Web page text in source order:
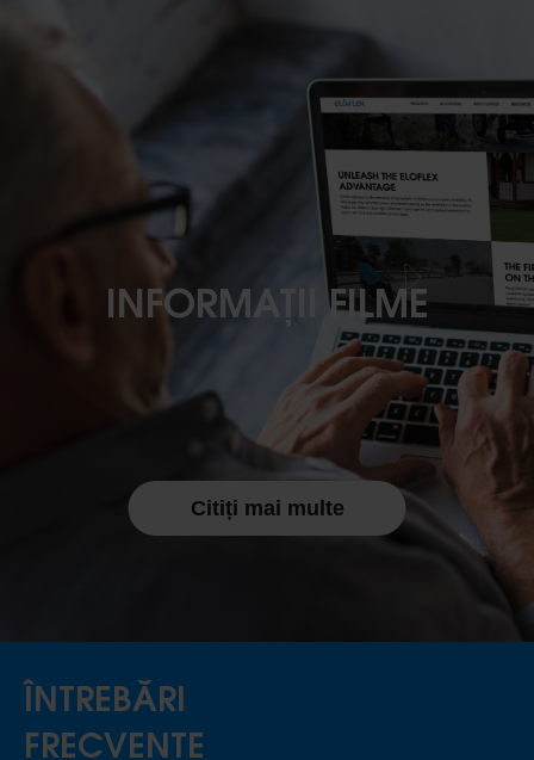
INFORMAȚII FILME
Citiți mai multe
ÎNTREBĂRI
FRECVENTE